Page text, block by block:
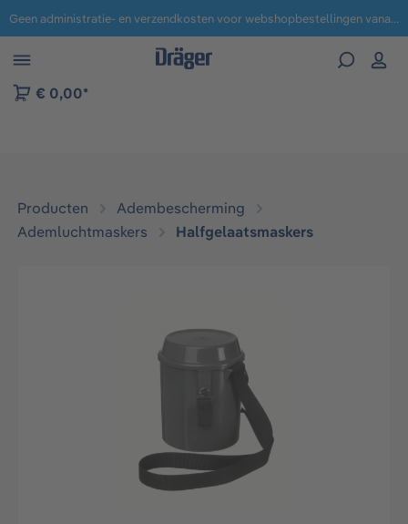
naar navigatie B2B-platform Geen administratie- en verzendkosten voor webshopbestellingen vanaf € 100,-.
€ 0,00*
Producten
Adembescherming
Ademluchtmaskers
Halfgelaatsmaskers